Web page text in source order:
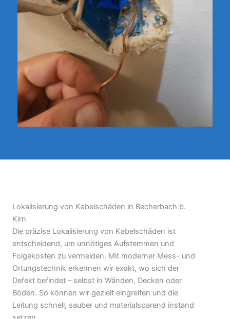
Lokalisierung von Kabelschäden in Becherbach b.
Kirn
Die präzise Lokalisierung von Kabelschäden ist
entscheidend, um unnötiges Aufstemmen und
Folgekosten zu vermeiden. Mit moderner Mess- und
Ortungstechnik erkennen wir exakt, wo sich der
Defekt befindet – selbst in Wänden, Decken oder
Böden. So können wir gezielt eingreifen und die
Leitung schnell, sauber und materialsparend instand